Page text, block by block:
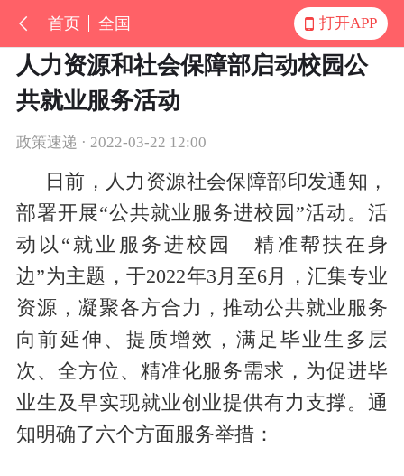
首页 全国 打开APP
人力资源和社会保障部启动校园公
共就业服务活动
政策速递 · 2022-03-22 12:00
日前，人力资源社会保障部印发通知，
部署开展“公共就业服务进校园”活动。活
动以“就业服务进校园 精准帮扶在身
边”为主题，于2022年3月至6月，汇集专业
资源，凝聚各方合力，推动公共就业服务
向前延伸、提质增效，满足毕业生多层
次、全方位、精准化服务需求，为促进毕
业生及早实现就业创业提供有力支撑。通
知明确了六个方面服务举措：